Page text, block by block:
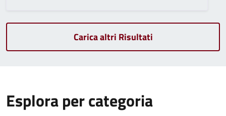
Carica altri Risultati
Esplora per categoria